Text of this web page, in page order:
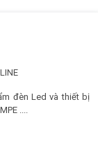
đèn Led và thiết bị
....